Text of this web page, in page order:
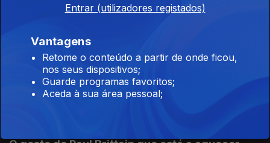
Estar acordado no próprio velório? Foi o que
Tiago Pitthan fez
01 jul. 2026
Tiago Pitthan tem 49 anos e um cancro terminal organizou uma
festa para o seu velório... em vida.
Entrar (utilizadores registados)
Vantagens
Retome o conteúdo a partir de onde ficou,
nos seus dispositivos;
Guarde programas favoritos;
Aceda à sua área pessoal;